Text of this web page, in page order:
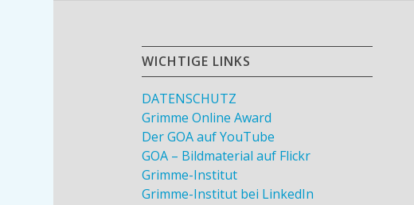
WICHTIGE LINKS
DATENSCHUTZ
Grimme Online Award
Der GOA auf YouTube
GOA – Bildmaterial auf Flickr
Grimme-Institut
Grimme-Institut bei LinkedIn